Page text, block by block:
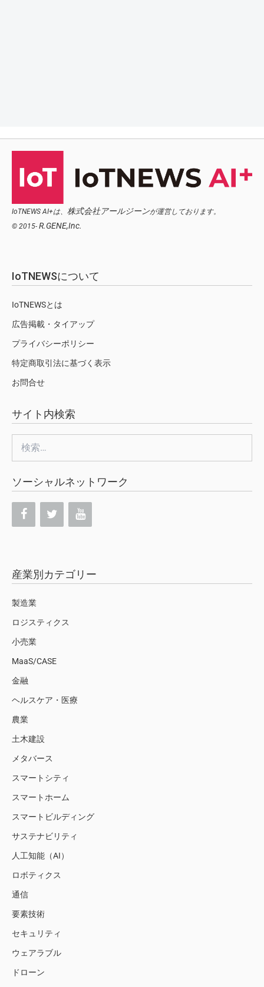
IoTNEWS AI+は、 株式会社アールジーンが運営しております。
© 2015- R.GENE,Inc.
IoTNEWSについて
IoTNEWSとは
広告掲載・タイアップ
プライバシーポリシー
特定商取引法に基づく表示
お問合せ
サイト内検索
索:
ソーシャルネットワーク
産業別カテゴリー
製造業
ロジスティクス
小売業
MaaS/CASE
金融
ヘルスケア・医療
農業
土木建設
メタバース
スマートシティ
スマートホーム
スマートビルディング
サステナビリティ
人工知能（AI）
ロボティクス
通信
要素技術
セキュリティ
ウェアラブル
ドローン